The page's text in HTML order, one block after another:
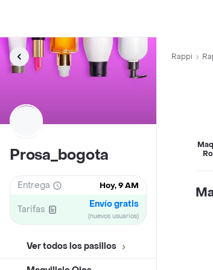
Prosa_bogota
Entrega Hoy, 9 AM
Tarifas Envío gratis
(nuevos usuarios)
Ver todos los pasillos
Rappi